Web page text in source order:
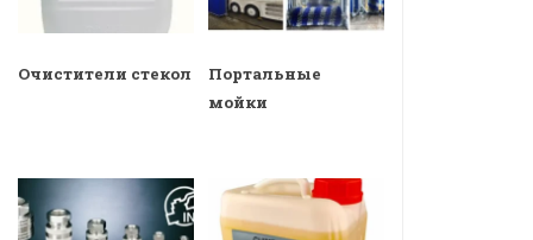
Очистители стекол
Портальные
мойки